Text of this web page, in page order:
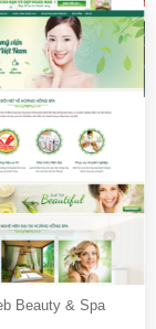
Beauty & Spa